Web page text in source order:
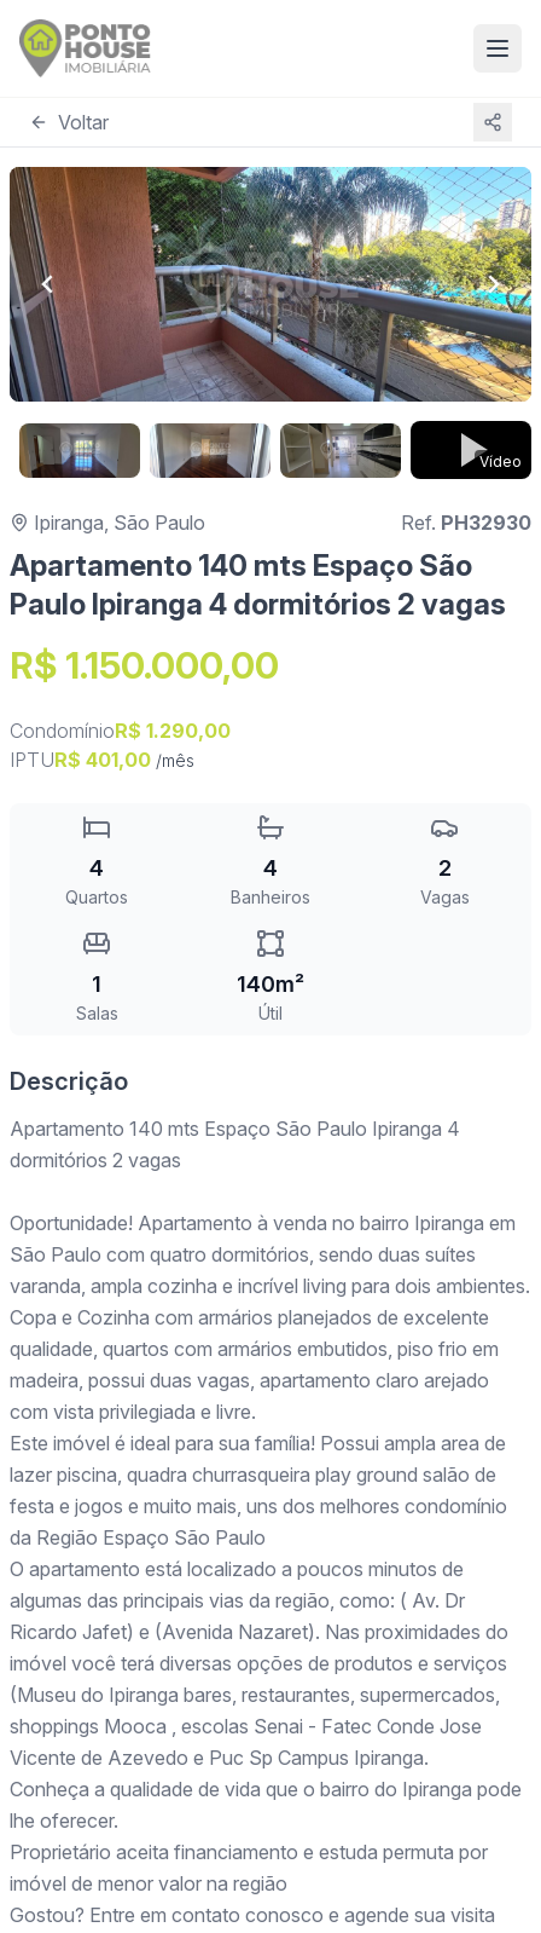
Voltar
Vídeo
Ipiranga, São Paulo Ref. PH32930
Apartamento 140 mts Espaço São
Paulo Ipiranga 4 dormitórios 2 vagas
R$ 1.150.000,00
CondomínioR$ 1.290,00
IPTUR$ 401,00 /mês
4
Quartos
4
Banheiros
2
Vagas
1
Salas
140m²
Útil
Descrição
Apartamento 140 mts Espaço São Paulo Ipiranga 4
dormitórios 2 vagas
Oportunidade! Apartamento à venda no bairro Ipiranga em
São Paulo com quatro dormitórios, sendo duas suítes
varanda, ampla cozinha e incrível living para dois ambientes.
Copa e Cozinha com armários planejados de excelente
qualidade, quartos com armários embutidos, piso frio em
madeira, possui duas vagas, apartamento claro arejado
com vista privilegiada e livre.
Este imóvel é ideal para sua família! Possui ampla area de
lazer piscina, quadra churrasqueira play ground salão de
festa e jogos e muito mais, uns dos melhores condomínio
da Região Espaço São Paulo
O apartamento está localizado a poucos minutos de
algumas das principais vias da região, como: ( Av. Dr
Ricardo Jafet) e (Avenida Nazaret). Nas proximidades do
imóvel você terá diversas opções de produtos e serviços
(Museu do Ipiranga bares, restaurantes, supermercados,
shoppings Mooca , escolas Senai - Fatec Conde Jose
Vicente de Azevedo e Puc Sp Campus Ipiranga.
Conheça a qualidade de vida que o bairro do Ipiranga pode
lhe oferecer.
Proprietário aceita financiamento e estuda permuta por
imóvel de menor valor na região
Gostou? Entre em contato conosco e agende sua visita